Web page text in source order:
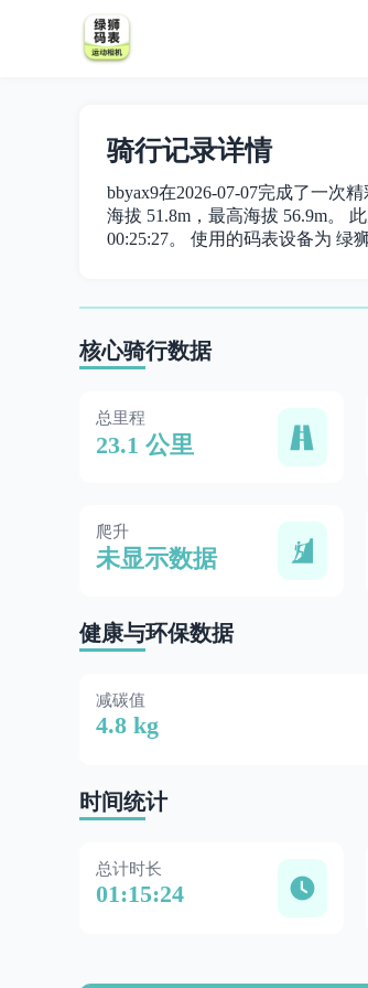
骑行记录详情
bbyax9在2026-07-07完成了一次
海拔 51.8m，最高海拔 56.9m。
00:25:27。 使用的码表设备为 绿
核心骑行数据
总里程
23.1 公里
爬升
未显示数据
健康与环保数据
减碳值
4.8 kg
时间统计
总计时长
01:15:24